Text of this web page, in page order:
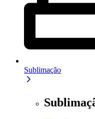
Sublimação